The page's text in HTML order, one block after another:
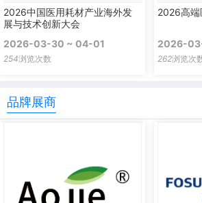
2026中国医用耗材产业海外发
展与技术创新大会
2026-03-30 ~ 04-01
254浏览次数
2026高端
2026-
262浏览次
品牌展商